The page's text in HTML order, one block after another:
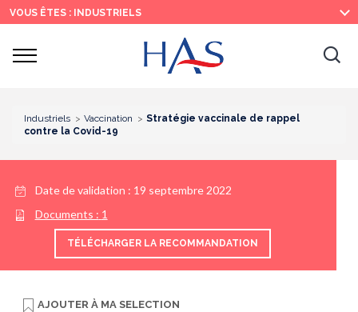
Recherche
Menu
principal
Contenu
principal
VOUS ÊTES : INDUSTRIELS
Ouvrir
Industriels Vaccination
Stratégie vaccinale de rappel
contre la Covid-19
Date de validation : 19 septembre 2022
Documents : 1
TÉLÉCHARGER LA RECOMMANDATION
AJOUTER À MA SELECTION